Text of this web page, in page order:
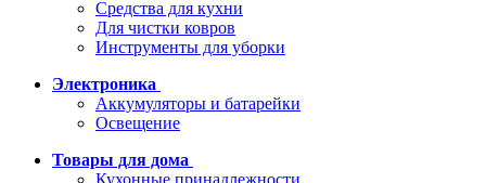
Средства для кухни
Для чистки ковров
Инструменты для уборки
Электроника
Аккумуляторы и батарейки
Освещение
Товары для дома
Кухонные принадлежности